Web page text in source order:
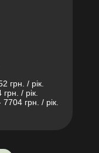
грн. / рік.
/ рік.
грн. / рік.